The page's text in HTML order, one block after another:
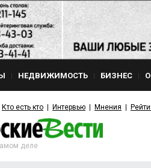
НЕДВИЖИМОСТЬ БИЗНЕС
Кто есть кто Интервью Мнения
деле